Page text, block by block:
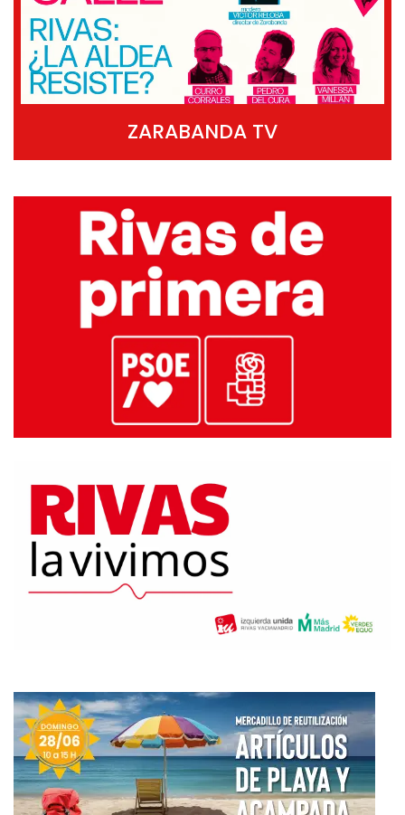
ZARABANDA TV